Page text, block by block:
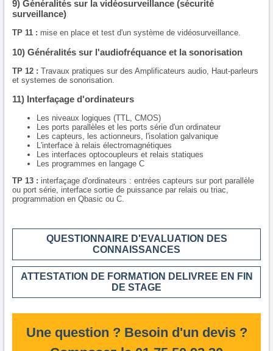
9) Généralités sur la vidéosurveillance (sécurité
surveillance)
TP 11 : mise en place et test d'un système de vidéosurveillance.
10) Généralités sur l'audiofréquance et la sonorisation
TP 12 : Travaux pratiques sur des Amplificateurs audio, Haut-parleurs
et systemes de sonorisation.
11) Interfaçage d'ordinateurs
Les niveaux logiques (TTL, CMOS)
Les ports parallèles et les ports série d'un ordinateur
Les capteurs, les actionneurs, l'isolation galvanique
L'interface à relais électromagnétiques
Les interfaces optocoupleurs et relais statiques
Les programmes en langage C
TP 13 : interfaçage d'ordinateurs : entrées capteurs sur port parallèle
ou port série, interface sortie de puissance par relais ou triac,
programmation en Qbasic ou C.
QUESTIONNAIRE D'EVALUATION DES
CONNAISSANCES
ATTESTATION DE FORMATION DELIVREE EN FIN
DE STAGE
Une question ? Besoin d'un devis ?